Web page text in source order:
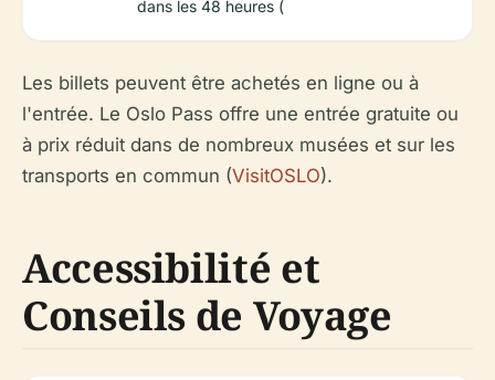
dans les 48 heures (
Les billets peuvent être achetés en ligne ou à
l'entrée. Le Oslo Pass offre une entrée gratuite ou
à prix réduit dans de nombreux musées et sur les
transports en commun (VisitOSLO).
Accessibilité et
Conseils de Voyage